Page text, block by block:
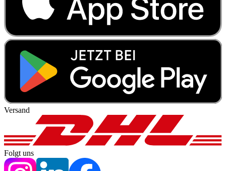
Versand
Folgt uns